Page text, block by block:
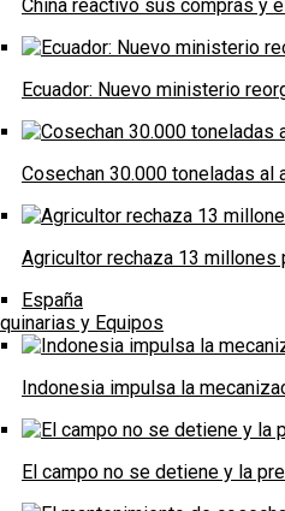
China reactivó sus compras y
Ecuador: Nuevo ministerio
Cosechan 30.000 toneladas al
Agricultor rechaza 13 millones
España
y Equipos
Indonesia impulsa la
El campo no se detiene y la